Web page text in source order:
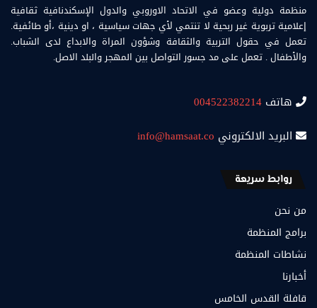
منظمة دولية وعضو في الاتحاد الاوروبي والدول الإسكندنافية ثقافية
إعلامية تربوية غير ربحية لا تنتمي لأي جهات سياسية ، او دينية ،أو طائفية.
تعمل في حقول التربية والثقافة وشؤون المراة والابداع لدى الشباب.
والأطفال . تعمل على مد جسور التواصل بين المهجر والبلد الاصل.
هاتف 004522382214
البريد الالكتروني info@hamsaat.co
روابط سريعة
من نحن
برامج المنظمة
نشاطات المنظمة
أخبارنا
قافلة القدس الخامس